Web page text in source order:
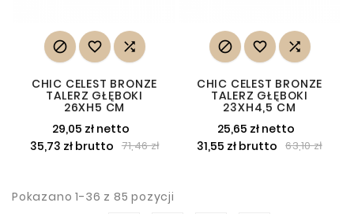
  
CHIC CELEST BRONZE
TALERZ GŁĘBOKI
26XH5 CM
29,05 zł netto
35,73 zł brutto 71,46 zł
  
CHIC CELEST BRONZE
TALERZ GŁĘBOKI
23XH4,5 CM
25,65 zł netto
31,55 zł brutto 63,10 zł
Pokazano 1-36 z 85 pozycji